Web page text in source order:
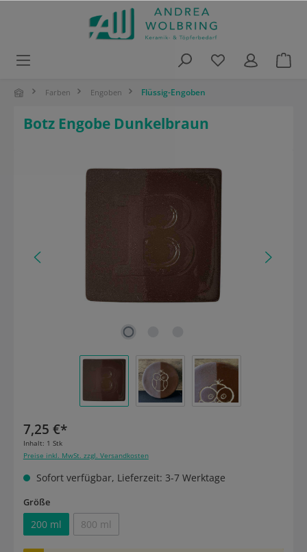
Farben Engoben Flüssig-Engoben
Botz Engobe Dunkelbraun
Bildergalerie überspringen
7,25 €*
Inhalt: 1 Stk
Preise inkl. MwSt. zzgl. Versandkosten
Sofort verfügbar, Lieferzeit: 3-7 Werktage
Größeauswählen
200 ml 800 ml(Diese Option ist zurzeit nicht verfügbar.)